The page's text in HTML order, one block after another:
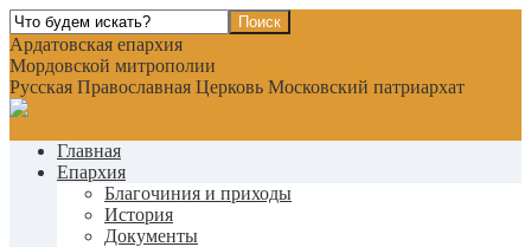
Ардатовская епархия
Мордовской митрополии
Русская Православная Церковь Московский патриархат
Главная
Епархия
Благочиния и приходы
История
Документы